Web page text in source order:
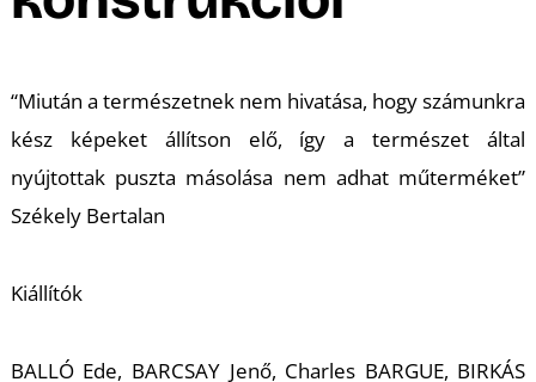
“Miután a természetnek nem hivatása, hogy számunkra
kész képeket állítson elő, így a természet által
nyújtottak puszta másolása nem adhat műterméket”
Székely Bertalan
Kiállítók
BALLÓ Ede, BARCSAY Jenő, Charles BARGUE, BIRKÁS